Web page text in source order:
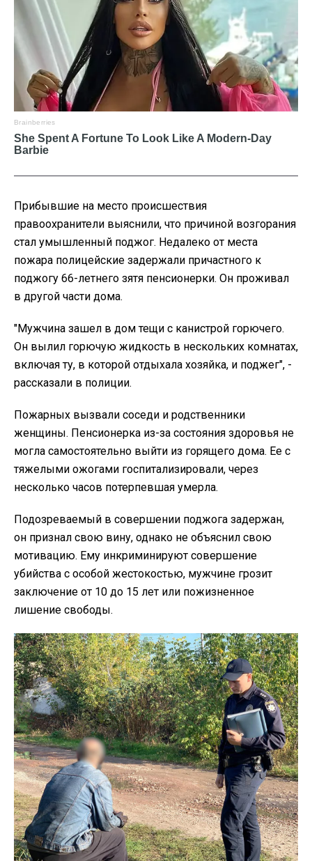
Прибывшие на место происшествия
правоохранители выяснили, что причиной возгорания
стал умышленный поджог. Недалеко от места
пожара полицейские задержали причастного к
поджогу 66-летнего зятя пенсионерки. Он проживал
в другой части дома.
"Мужчина зашел в дом тещи с канистрой горючего.
Он вылил горючую жидкость в нескольких комнатах,
включая ту, в которой отдыхала хозяйка, и поджег", -
рассказали в полиции.
Пожарных вызвали соседи и родственники
женщины. Пенсионерка из-за состояния здоровья не
могла самостоятельно выйти из горящего дома. Ее с
тяжелыми ожогами госпитализировали, через
несколько часов потерпевшая умерла.
Подозреваемый в совершении поджога задержан,
он признал свою вину, однако не объяснил свою
мотивацию. Ему инкриминируют совершение
убийства с особой жестокостью, мужчине грозит
заключение от 10 до 15 лет или пожизненное
лишение свободы.